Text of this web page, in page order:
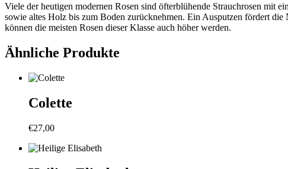
Viele der heutigen modernen Rosen sind öfterblühende Strauchrosen mit
sowie altes Holz bis zum Boden zurücknehmen. Ein Ausputzen fördert
können die meisten Rosen dieser Klasse auch höher werden.
Ähnliche Produkte
Colette
€27,00